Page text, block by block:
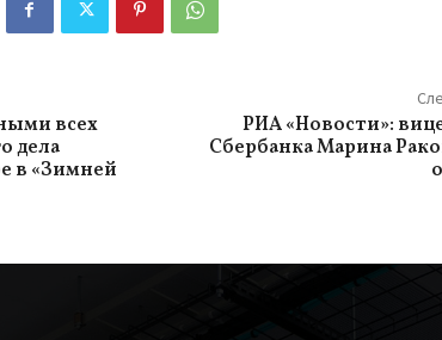
всех
дела
в «Зимней
РИА «Новости»:
Сбербанка Марина